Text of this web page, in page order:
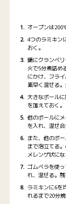
オーブンは
4つのラミキン
おく。
鍋にクランベ
火で5分煮詰め
にかけ、フラ
素早く混ぜる
大きなボール
を加えておく。
他のボールに
を入れ、混ぜ合
また、他のボ
まで泡立てる
メレンゲ状にな
ゴムベラを使
れ、混ぜる。
ラミキンに6を
れるまで20分焼